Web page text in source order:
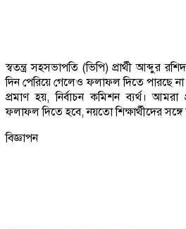
স্বতন্ত্র সহসভাপতি (ভিপি) প্রার্থী আব্দুর
দিন পেরিয়ে গেলেও ফলাফল দিতে পারছে না
প্রমাণ হয়, নির্বাচন কমিশন ব্যর্থ।
ফলাফল দিতে হবে, নয়তো শিক্ষার্থীদের
বিজ্ঞাপন